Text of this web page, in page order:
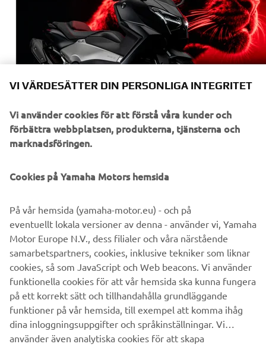
VI VÄRDESÄTTER DIN PERSONLIGA INTEGRITET
Vi använder cookies för att förstå våra kunder och
förbättra webbplatsen, produkterna, tjänsterna och
marknadsföringen.
Cookies på Yamaha Motors hemsida
På vår hemsida (yamaha-motor.eu) - och på
eventuellt lokala versioner av denna - använder vi, Yamaha
Motor Europe N.V., dess filialer och våra närstående
samarbetspartners, cookies, inklusive tekniker som liknar
cookies, så som JavaScript och Web beacons. Vi använder
funktionella cookies för att vår hemsida ska kunna fungera
på ett korrekt sätt och tillhandahålla grundläggande
funktioner på vår hemsida, till exempel att komma ihåg
dina inloggningsuppgifter och språkinställningar. Vi
använder även analytiska cookies för att skapa